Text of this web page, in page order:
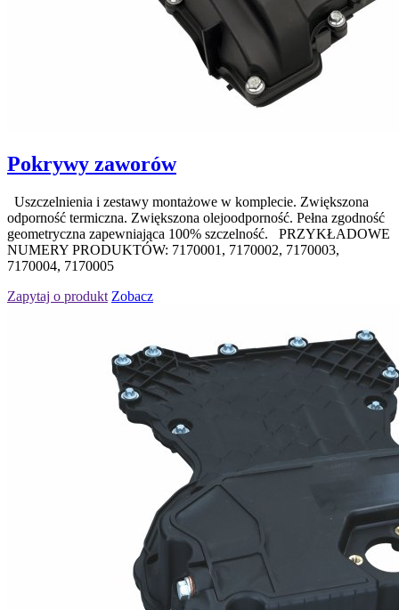
Pokrywy zaworów
Uszczelnienia i zestawy montażowe w komplecie. Zwiększona
odporność termiczna. Zwiększona olejoodporność. Pełna zgodność
geometryczna zapewniająca 100% szczelność. PRZYKŁADOWE
NUMERY PRODUKTÓW: 7170001, 7170002, 7170003,
7170004, 7170005
Zapytaj o produkt Zobacz